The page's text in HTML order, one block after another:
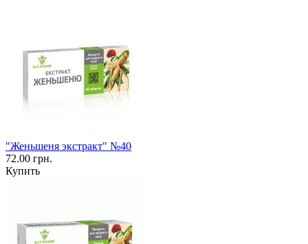
"Женьшеня экстракт" №40
72.00 грн.
Купить